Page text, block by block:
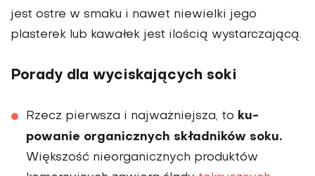
jest ostre w sma­ku i nawet niewielki jego
plasterek lub kawałek jest ilością wystarczającą.
Porady dla wyciskających soki
Rzecz pierwsza i najważniejsza, to ku­
powanie organicznych składników soku.
Większość nieorganicznych produktów